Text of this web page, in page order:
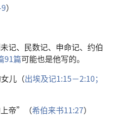
）
记、民数记、申命记、约伯
91篇可能也是他写的。
儿（出埃及记1:15－2:10；
帝”（希伯来书11:27）